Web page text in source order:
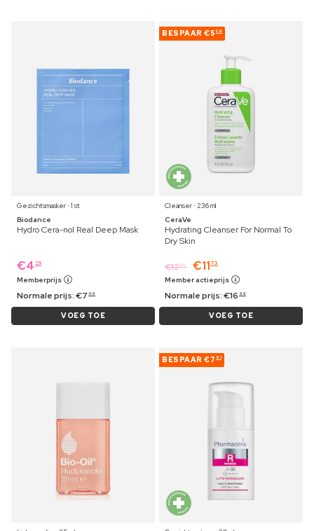
Gezichtsmasker ⋅ 1 st
Biodance
Hydro Cera-nol Real Deep Mask
€4 29
Memberprijs
Normale prijs:€7 99
VOEG TOE
BESPAAR €5 26
Cleanser ⋅ 236 ml
CeraVe
Hydrating Cleanser For Normal To
Dry Skin
€1209 €11 73
Member actieprijs
Normale prijs:€16 99
VOEG TOE
BESPAAR €7 91